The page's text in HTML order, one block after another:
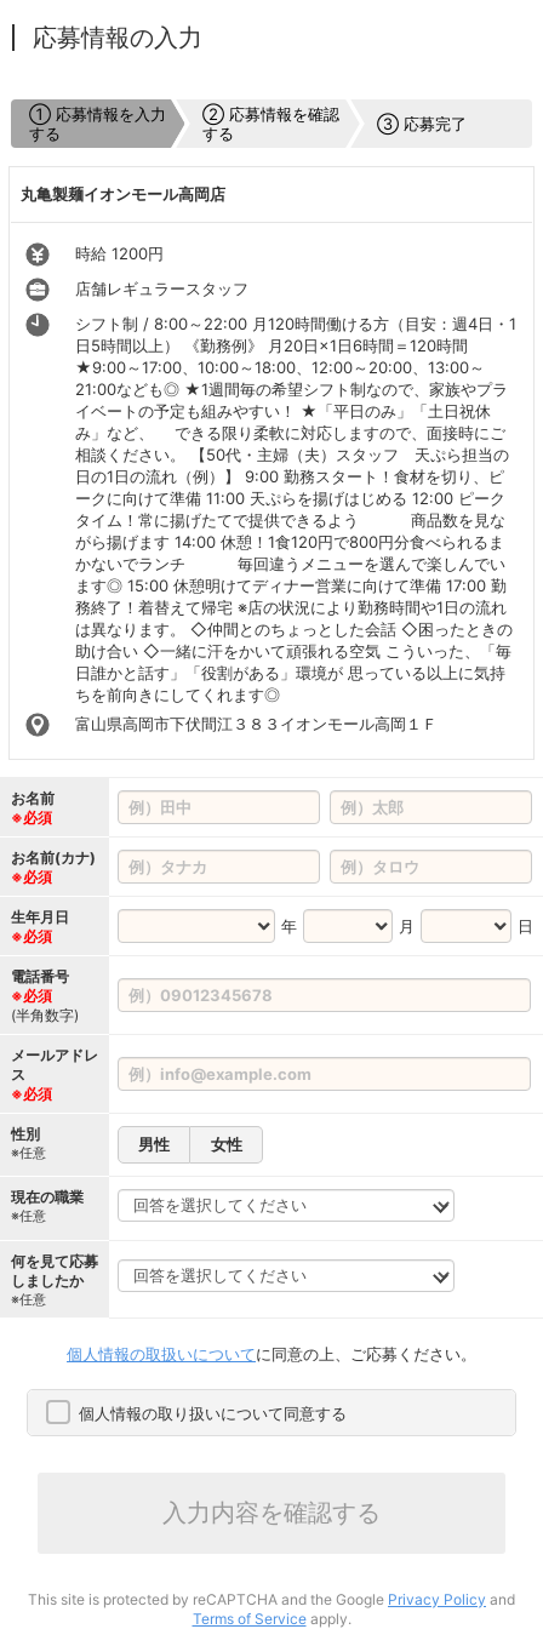
応募情報の入力
① 応募情報を入力
する
② 応募情報を確認
する
③ 応募完了
丸亀製麺イオンモール高岡店
時給 1200円
店舗レギュラースタッフ
シフト制 / 8:00～22:00 月120時間働ける方（目安：週4日・1
日5時間以上） 《勤務例》 月20日×1日6時間＝120時間
★9:00～17:00、10:00～18:00、12:00～20:00、13:00～
21:00なども◎ ★1週間毎の希望シフト制なので、家族やプラ
イベートの予定も組みやすい！ ★「平日のみ」「土日祝休
み」など、 できる限り柔軟に対応しますので、面接時にご
相談ください。 【50代・主婦（夫）スタッフ 天ぷら担当の
日の1日の流れ（例）】 9:00 勤務スタート！食材を切り、ピ
ークに向けて準備 11:00 天ぷらを揚げはじめる 12:00 ピーク
タイム！常に揚げたてで提供できるよう 商品数を見な
がら揚げます 14:00 休憩！1食120円で800円分食べられるま
かないでランチ 毎回違うメニューを選んで楽しんでい
ます◎ 15:00 休憩明けてディナー営業に向けて準備 17:00 勤
務終了！着替えて帰宅 ※店の状況により勤務時間や1日の流れ
は異なります。 ◇仲間とのちょっとした会話 ◇困ったときの
助け合い ◇一緒に汗をかいて頑張れる空気 こういった、「毎
日誰かと話す」「役割がある」環境が 思っている以上に気持
ちを前向きにしてくれます◎
富山県高岡市下伏間江３８３イオンモール高岡１Ｆ
お名前
※必須
お名前(カナ)
※必須
生年月日
※必須
年 月 日
電話番号
※必須
(半角数字)
メールアドレ
ス
※必須
性別
※任意 男性 女性
現在の職業
※任意
何を見て応募
しましたか
※任意
個人情報の取扱いについてに同意の上、ご応募ください。
個人情報の取り扱いについて同意する
入力内容を確認する
This site is protected by reCAPTCHA and the Google Privacy Policy and
Terms of Serviceapply.